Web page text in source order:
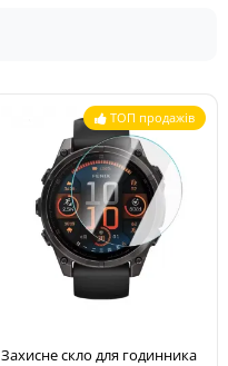
ТОП продажів
Захисне скло для годинника